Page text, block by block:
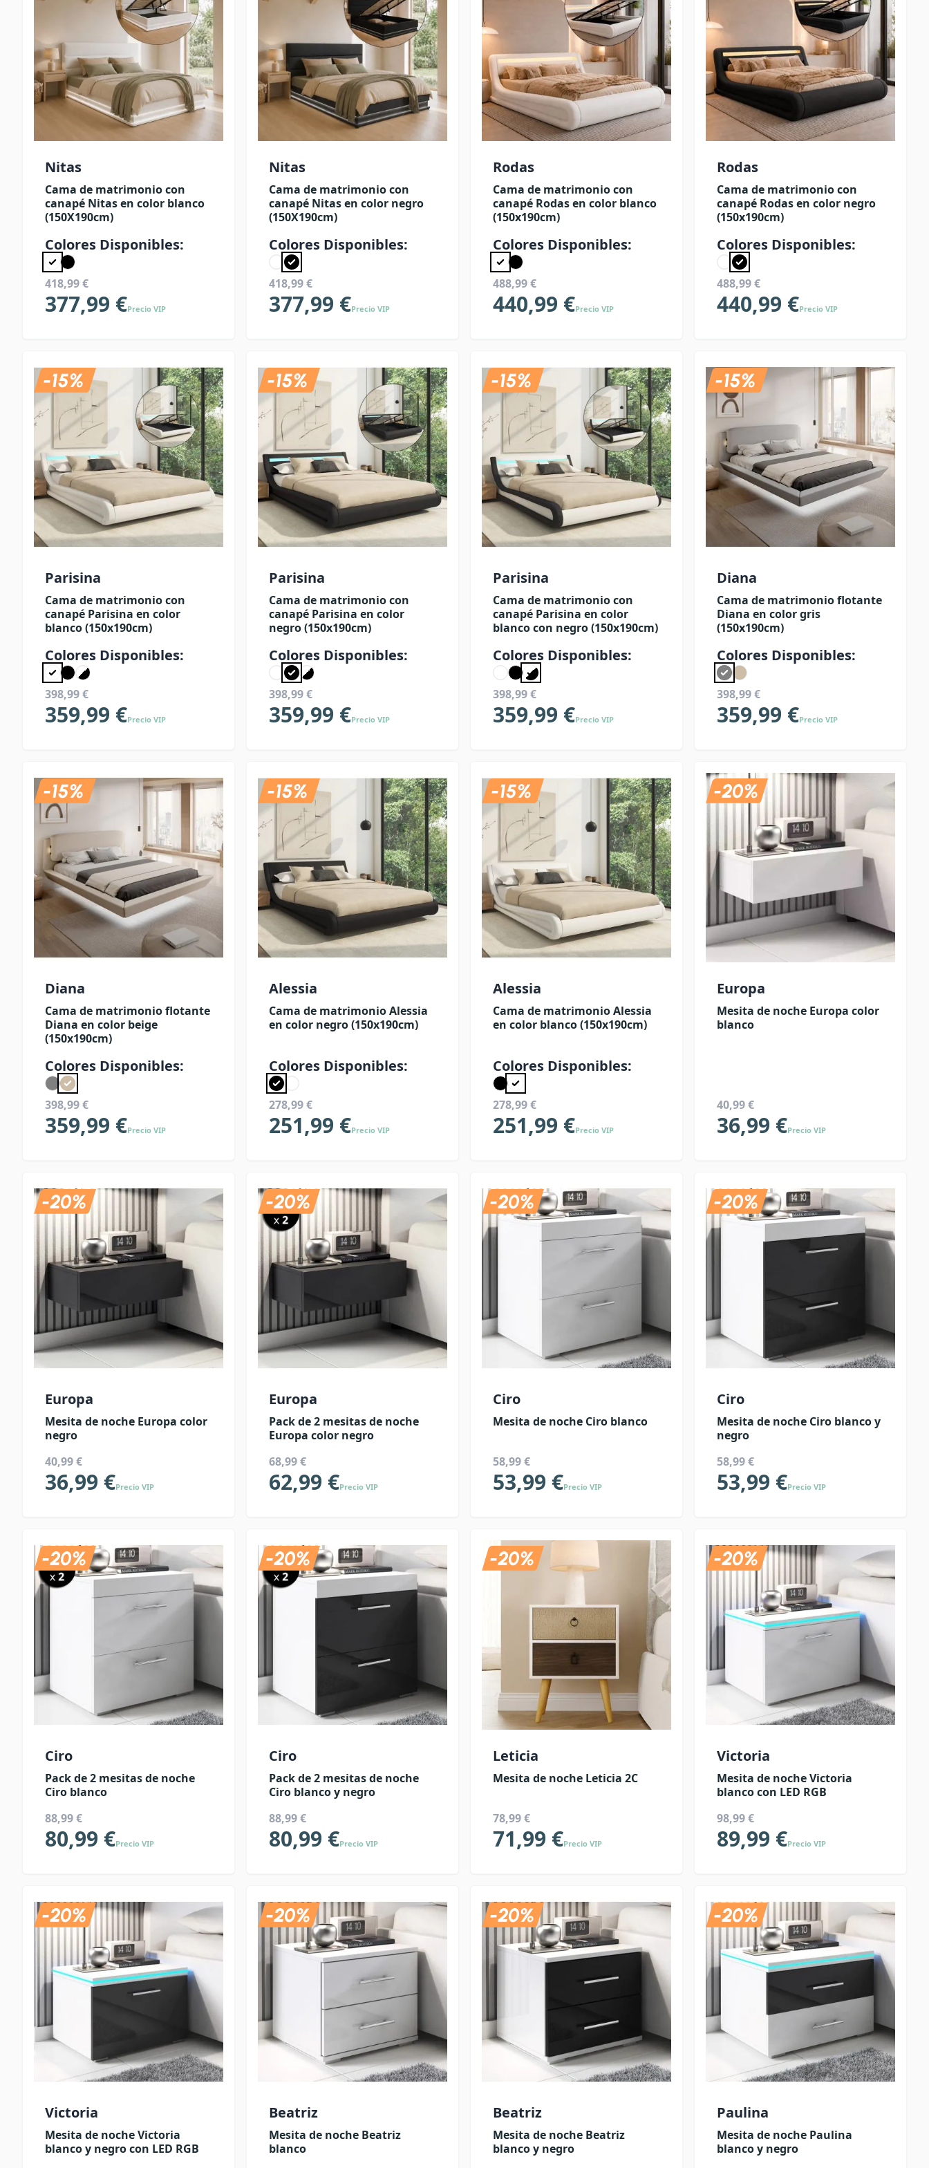
Nitas
Cama de matrimonio con
canapé Nitas en color blanco
(150X190cm)
Colores Disponibles:
418,99 €
377,99 €Precio VIP
Nitas
Cama de matrimonio con
canapé Nitas en color negro
(150X190cm)
Colores Disponibles:
418,99 €
377,99 €Precio VIP
Rodas
Cama de matrimonio con
canapé Rodas en color blanco
(150x190cm)
Colores Disponibles:
488,99 €
440,99 €Precio VIP
Rodas
Cama de matrimonio con
canapé Rodas en color negro
(150x190cm)
Colores Disponibles:
488,99 €
440,99 €Precio VIP
Parisina
Cama de matrimonio con
canapé Parisina en color
blanco (150x190cm)
Colores Disponibles:
398,99 €
359,99 €Precio VIP
Parisina
Cama de matrimonio con
canapé Parisina en color
negro (150x190cm)
Colores Disponibles:
398,99 €
359,99 €Precio VIP
Parisina
Cama de matrimonio con
canapé Parisina en color
blanco con negro (150x190cm)
Colores Disponibles:
398,99 €
359,99 €Precio VIP
Diana
Cama de matrimonio flotante
Diana en color gris
(150x190cm)
Colores Disponibles:
398,99 €
359,99 €Precio VIP
Diana
Cama de matrimonio flotante
Diana en color beige
(150x190cm)
Colores Disponibles:
398,99 €
359,99 €Precio VIP
Alessia
Cama de matrimonio Alessia
en color negro (150x190cm)
Colores Disponibles:
278,99 €
251,99 €Precio VIP
Alessia
Cama de matrimonio Alessia
en color blanco (150x190cm)
Colores Disponibles:
278,99 €
251,99 €Precio VIP
Europa
Mesita de noche Europa color
blanco
40,99 €
36,99 €Precio VIP
Europa
Mesita de noche Europa color
negro
40,99 €
36,99 €Precio VIP
Europa
Pack de 2 mesitas de noche
Europa color negro
68,99 €
62,99 €Precio VIP
Ciro
Mesita de noche Ciro blanco
58,99 €
53,99 €Precio VIP
Ciro
Mesita de noche Ciro blanco y
negro
58,99 €
53,99 €Precio VIP
Ciro
Pack de 2 mesitas de noche
Ciro blanco
88,99 €
80,99 €Precio VIP
Ciro
Pack de 2 mesitas de noche
Ciro blanco y negro
88,99 €
80,99 €Precio VIP
Leticia
Mesita de noche Leticia 2C
78,99 €
71,99 €Precio VIP
Victoria
Mesita de noche Victoria
blanco con LED RGB
98,99 €
89,99 €Precio VIP
Victoria
Mesita de noche Victoria
blanco y negro con LED RGB
Beatriz
Mesita de noche Beatriz
blanco
Beatriz
Mesita de noche Beatriz
blanco y negro
Paulina
Mesita de noche Paulina
blanco y negro